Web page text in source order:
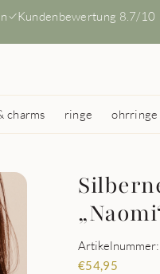
Kundenbewertung 8.7/10
charms ringe ohrringe
€54,95